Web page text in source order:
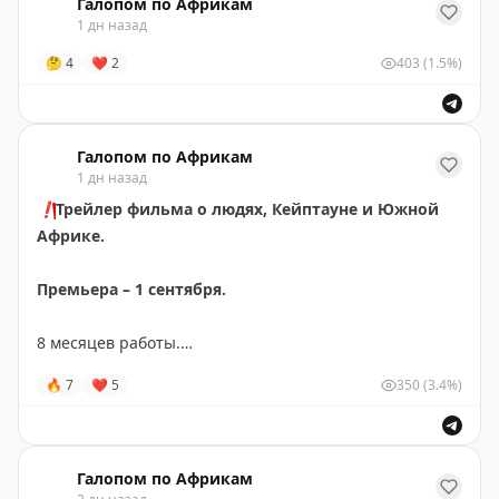
1 дн назад
🤔 4 ❤ 2 403 (1.5%)
Галопом по Африкам
1 дн назад
❗️Трейлер фильма о людях, Кейптауне и Южной
Африке.
Премьера – 1 сентября.
8 месяцев работы.
Тысячи километров в поисках редких
экспириенсови
Это не просто герои, с которыми мы списались по
🔥 7 ❤ 5 350(3.4%)
Галопом по Африкам